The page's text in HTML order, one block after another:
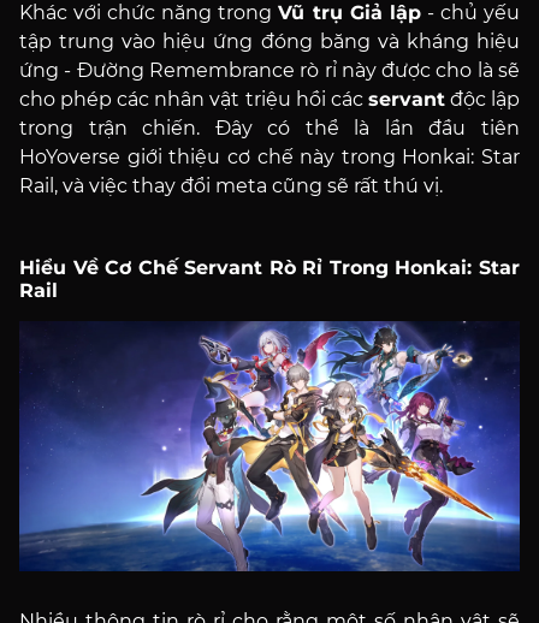
Khác với chức năng trongVũ trụ Giả lập- chủ yếu
tập trung vào hiệu ứng đóng băng và kháng hiệu
ứng - Đường Remembrance rò rỉ này được cho là sẽ
cho phép các nhân vật triệu hồi các servantđộc lập
trong trận chiến. Đây có thể là lần đầu tiên
HoYoverse giới thiệu cơ chế này trong Honkai: Star
Rail, và việc thay đổi meta cũng sẽ rất thú vị.
Hiểu Về Cơ Chế Servant Rò Rỉ Trong Honkai: Star
Rail